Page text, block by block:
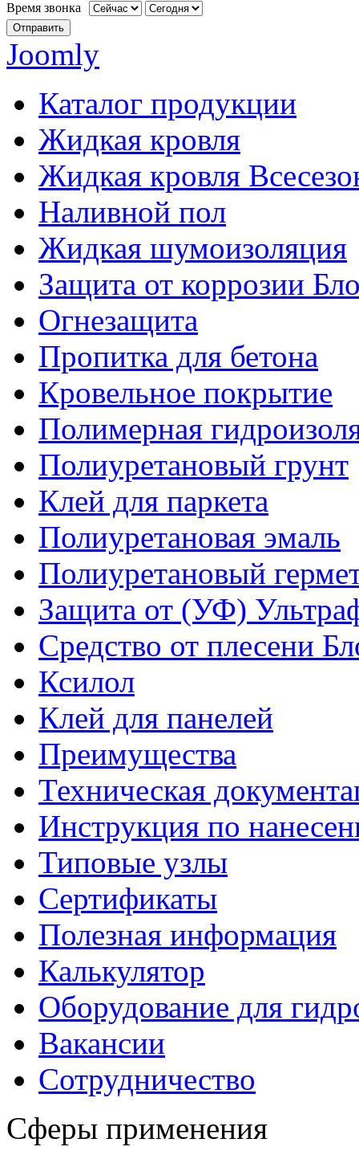
Время звонка
Отправить
Joomly
Каталог продукции
Жидкая кровля
Жидкая кровля
Наливной пол
Жидкая шумоизоляция
Защита от коррозии
Огнезащита
Пропитка для бетона
Кровельное покрытие
Полимерная
Полиуретановый грунт
Клей для паркета
Полиуретановая эмаль
Полиуретановый
Защита от (УФ)
Средство от плесени
Ксилол
Клей для панелей
Преимущества
Техническая
Инструкция по
Типовые узлы
Сертификаты
Полезная информация
Калькулятор
Оборудование для
Вакансии
Сотрудничество
Сферы применения